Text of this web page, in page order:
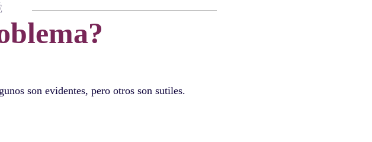
son evidentes, pero otros son sutiles.